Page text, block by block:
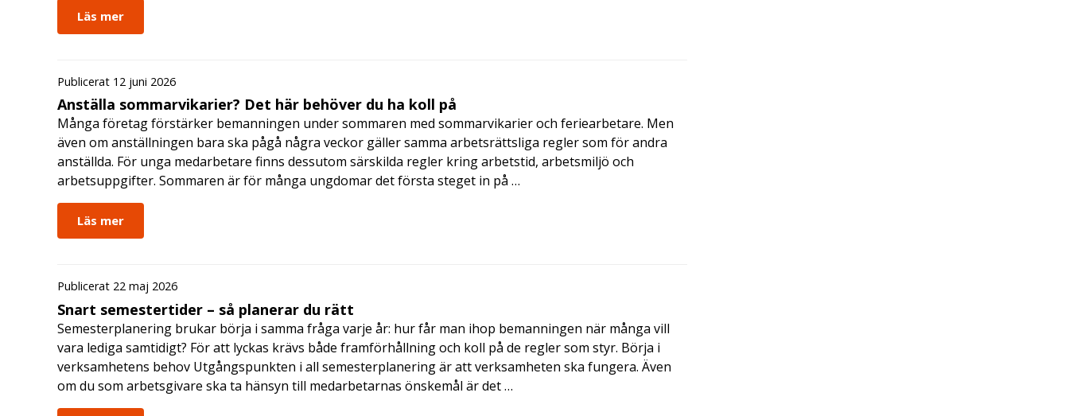
Läs mer
Publicerat 12 juni 2026
Anställa sommarvikarier? Det här behöver du ha koll på
Många företag förstärker bemanningen under sommaren med sommarvikarier och feriearbetare. Men
även om anställningen bara ska pågå några veckor gäller samma arbetsrättsliga regler som för andra
anställda. För unga medarbetare finns dessutom särskilda regler kring arbetstid, arbetsmiljö och
arbetsuppgifter. Sommaren är för många ungdomar det första steget in på …
Läs mer
Publicerat 22 maj 2026
Snart semestertider – så planerar du rätt
Semesterplanering brukar börja i samma fråga varje år: hur får man ihop bemanningen när många vill
vara lediga samtidigt? För att lyckas krävs både framförhållning och koll på de regler som styr. Börja i
verksamhetens behov Utgångspunkten i all semesterplanering är att verksamheten ska fungera. Även
om du som arbetsgivare ska ta hänsyn till medarbetarnas önskemål är det …